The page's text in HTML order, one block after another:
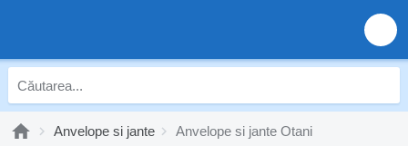
Anvelope si jante Anvelope si jante Otani